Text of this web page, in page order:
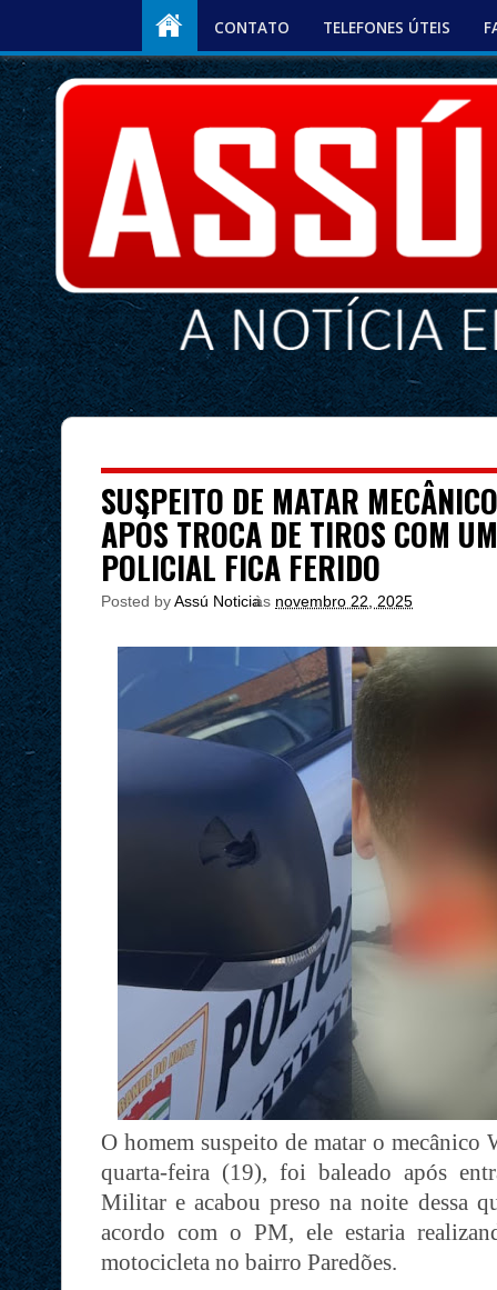
CONTATO TELEFONES ÚTEIS
SUSPEITO DE MATAR
APÓS TROCA DE TIROS COM
POLICIAL FICA FERIDO
Posted byAssú Noticia
às novembro 22, 2025
O homem suspeito de matar o
quarta-feira (19), foi baleado após
Militar e acabou preso na noite dessa
acordo com o PM, ele estaria
motocicleta no bairro Paredões.